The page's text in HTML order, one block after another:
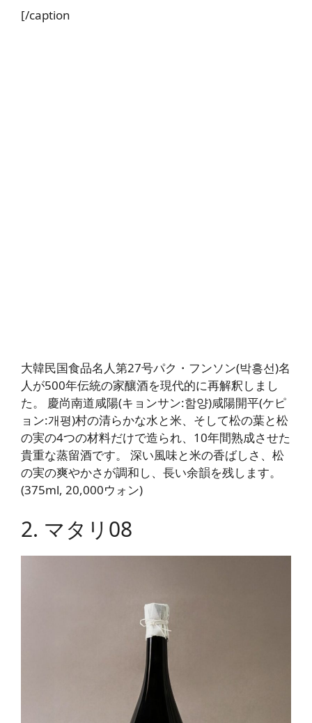
[/caption
大韓民国食品名人第27号パク・フンソン(박흥선)名
人が500年伝統の家釀酒を現代的に再解釈しまし
た。 慶尚南道咸陽(キョンサン:함양)咸陽開平(ケピ
ョン:개평)村の清らかな水と米、そして松の葉と松
の実の4つの材料だけで造られ、10年間熟成させた
貴重な蒸留酒です。 深い風味と米の香ばしさ、松
の実の爽やかさが調和し、長い余韻を残します。
(375ml, 20,000ウォン)
2. マタリ08